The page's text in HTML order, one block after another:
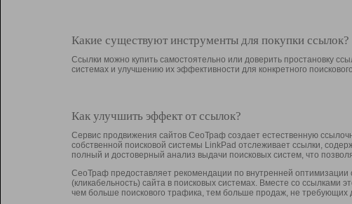
Какие существуют инструменты для покупки ссылок?
Ссылки можно купить самостоятельно или доверить простановку
системах и улучшению их эффективности для конкретного
Как улучшить эффект от ссылок?
Сервис продвижения сайтов СеоТраф создает естественную
собственной поисковой системы LinkPad отслеживает ссылки,
полный и достоверный анализ выдачи поисковых систем, что
СеоТраф предоставляет рекомендации по внутренней оптимизации
(кликабельность) сайта в поисковых системах. Вместе со ссылками
чем больше поискового трафика, тем больше продаж, не требующих